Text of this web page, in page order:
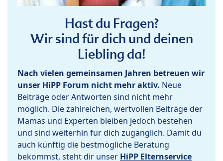
Hast du Fragen?
Wir sind für dich und deinen
Liebling da!
Nach vielen gemeinsamen Jahren betreuen wir
unser HiPP Forum nicht mehr aktiv. Neue
Beiträge oder Antworten sind nicht mehr
möglich. Die zahlreichen, wertvollen Beiträge der
Mamas und Experten bleiben jedoch bestehen
und sind weiterhin für dich zugänglich. Damit du
auch künftig die bestmögliche Beratung
bekommst, steht dir unser HiPP Elternservice